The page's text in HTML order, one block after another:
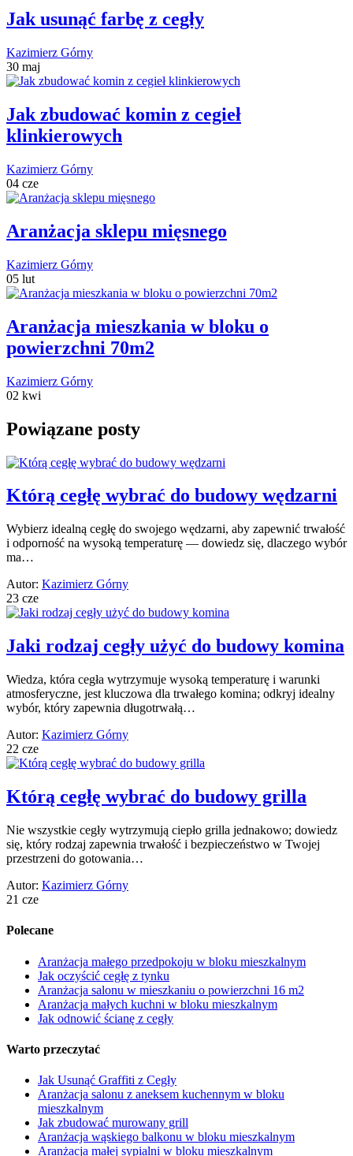
Jak usunąć farbę z cegły
Kazimierz Górny
30 maj
Jak zbudować komin z cegieł
klinkierowych
Kazimierz Górny
04 cze
Aranżacja sklepu mięsnego
Kazimierz Górny
05 lut
Aranżacja mieszkania w bloku o
powierzchni 70m2
Kazimierz Górny
02 kwi
Powiązane posty
Którą cegłę wybrać do budowy wędzarni
Wybierz idealną cegłę do swojego wędzarni, aby zapewnić trwałość
i odporność na wysoką temperaturę — dowiedz się, dlaczego wybór
ma…
Autor: Kazimierz Górny
23 cze
Jaki rodzaj cegły użyć do budowy komina
Wiedza, która cegła wytrzymuje wysoką temperaturę i warunki
atmosferyczne, jest kluczowa dla trwałego komina; odkryj idealny
wybór, który zapewnia długotrwałą…
Autor: Kazimierz Górny
22 cze
Którą cegłę wybrać do budowy grilla
Nie wszystkie cegły wytrzymują ciepło grilla jednakowo; dowiedz
się, który rodzaj zapewnia trwałość i bezpieczeństwo w Twojej
przestrzeni do gotowania…
Autor: Kazimierz Górny
21 cze
Polecane
Aranżacja małego przedpokoju w bloku mieszkalnym
Jak oczyścić cegłę z tynku
Aranżacja salonu w mieszkaniu o powierzchni 16 m2
Aranżacja małych kuchni w bloku mieszkalnym
Jak odnowić ścianę z cegły
Warto przeczytać
Jak Usunąć Graffiti z Cegły
Aranżacja salonu z aneksem kuchennym w bloku
mieszkalnym
Jak zbudować murowany grill
Aranżacja wąskiego balkonu w bloku mieszkalnym
Aranżacja małej sypialni w bloku mieszkalnym